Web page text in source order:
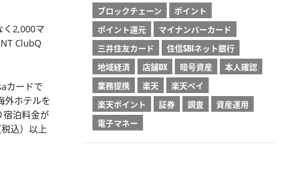
く2,000マ
ClubQ
カードで
外ホテルを
宿泊料金が
込）以上
ブロックチェーン
ポイント
ポイント還元
マイナンバーカード
三井住友カード
住信SBIネット銀行
地域経済
店舗DX 暗号資産
本人確認
業務提携
楽天
楽天ペイ
楽天ポイント
証券 調査
資産運用
電子マネー